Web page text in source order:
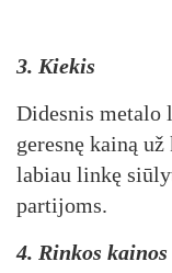
3. Kiekis
Didesnis metalo
geresnę kainą
labiau linkę
partijoms.
4. Rinkos